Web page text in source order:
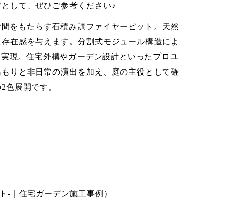
して、ぜひご参考ください♪
をもたらす石積み調ファイヤーピット。天然
在感を与えます。分割式モジュール構造によ
現。住宅外構やガーデン設計といったプロユ
りと非日常の演出を加え、庭の主役として確
色展開です。